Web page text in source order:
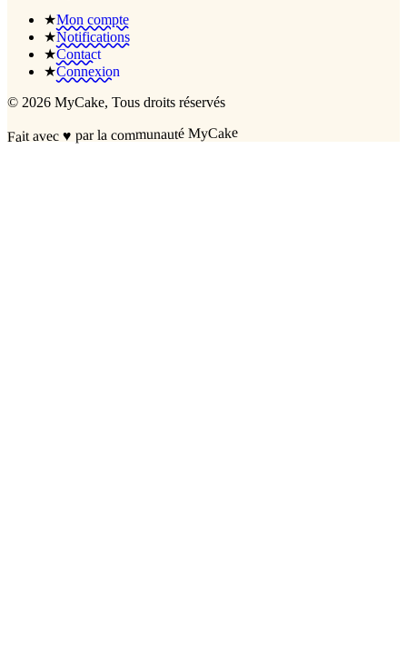
★Mon compte
★Notifications
★Contact
★Connexion
© 2026 MyCake, Tous droits réservés
Fait avec♥ par la communauté MyCake